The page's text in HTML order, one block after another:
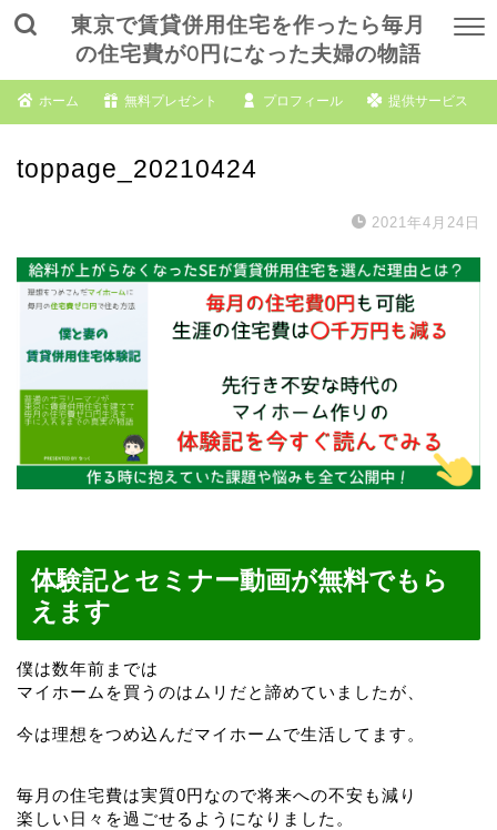
東京で賃貸併用住宅を作ったら毎月
の住宅費が0円になった夫婦の物語
ホーム 無料プレゼント プロフィール 提供サービス
toppage_20210424
2021年4月24日
体験記とセミナー動画が無料でもら
えます
僕は数年前までは
マイホームを買うのはムリだと諦めていましたが、
今は理想をつめ込んだマイホームで生活してます。
毎月の住宅費は実質0円なので将来への不安も減り
楽しい日々を過ごせるようになりました。